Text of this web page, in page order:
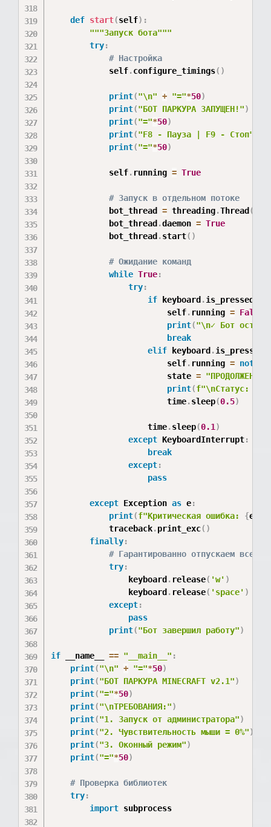
def start(self) :
"""Запуск бота"""
try:
# Настройка
            self
.configure_timings( )
print("\n" + "="*50)
print("БОТ ПАРКУРА ЗАПУЩЕН!")
print("="*50)
print("F8 - Пауза | F9 - Стоп"
print("="*50)
            self
. running = True
# Запуск в отдельном потоке
            bot_thread
= threading.Thread (
            bot_thread
.daemon = True
            bot_thread
.start( )
# Ожидание команд
while True:
try:
if keyboard .is_pressed
                        self
. running = False
print("\n✓ Бот
break
elif keyboard .is_pressed
                        self
. running = not
                        state
= "ПРОДОЛЖЕН"
print(f"\nСтатус:
                        time
.sleep(0.5)
                    time
.sleep(0.1 )
except KeyboardInterrupt:
break
except:
pass
except Exception as e:
print(f"Критическая ошибка: {e
            traceback
.print_exc( )
finally:
# Гарантированно отпускаем все
try:
                keyboard
. release( 'w' )
                keyboard
. release( 'space' )
except:
pass
print("Бот завершил работу")
if __name__ == "__main__" :
print("\n" + "="*50)
print("БОТ ПАРКУРА MINECRAFT v2.1")
print("="*50)
print("\nТРЕБОВАНИЯ:")
print("1. Запуск от администратора")
print("2. Чувствительность мыши = 0%")
print("3. Оконный режим")
print("="*50)
# Проверка библиотек
try:
import subprocess